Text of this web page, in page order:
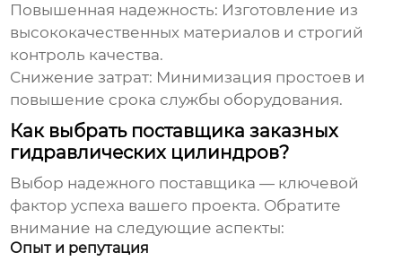
Повышенная надежность: Изготовление из
высококачественных материалов и строгий
контроль качества.
Снижение затрат: Минимизация простоев и
повышение срока службы оборудования.
Как выбрать поставщика заказных
гидравлических цилиндров?
Выбор надежного поставщика — ключевой
фактор успеха вашего проекта. Обратите
внимание на следующие аспекты:
Опыт и репутация